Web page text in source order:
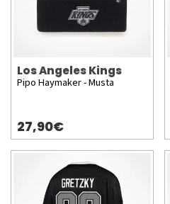
Los Angeles Kings
Pipo Haymaker - Musta
27,90€